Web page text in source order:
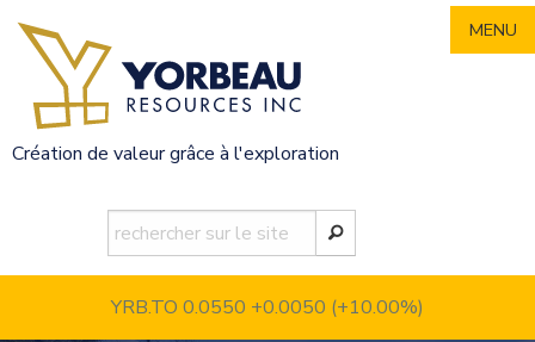
content
Création de valeur grâce à l'exploration
YRB.TO 0.0550 +0.0050 (+10.00%)
MENU